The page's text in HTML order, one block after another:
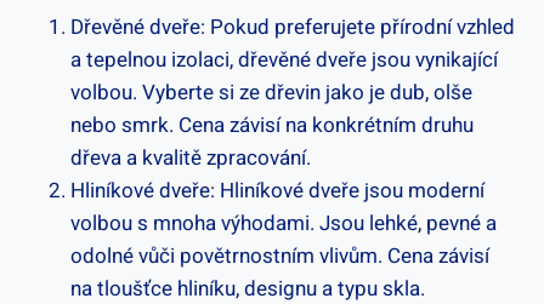
Dřevěné dveře: Pokud preferujete přírodní vzhled
a tepelnou izolaci, dřevěné dveře jsou vynikající
volbou. Vyberte si ze dřevin jako je dub, olše
nebo smrk. Cena závisí na konkrétním druhu
dřeva a kvalitě zpracování.
Hliníkové dveře: Hliníkové dveře jsou moderní
volbou s mnoha výhodami. Jsou lehké, pevné a
odolné vůči povětrnostním vlivům. Cena závisí
na tloušťce hliníku, designu a typu skla.